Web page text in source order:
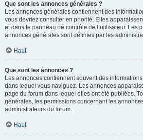
Que sont les annonces générales ?
Les annonces générales contiennent des
vous devriez consulter en priorité. Elles
et dans le panneau de contrôle de l’utilisateur. Les
annonces générales sont définies par les
Haut
Que sont les annonces ?
Les annonces contiennent souvent des
dans lequel vous naviguez. Les annonces
page du forum dans lequel elles ont été publiées.
générales, les permissions concernant les
administrateurs du forum.
Haut